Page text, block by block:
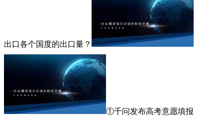
出口各个国度的出口量？
①千问发布高考意愿填报